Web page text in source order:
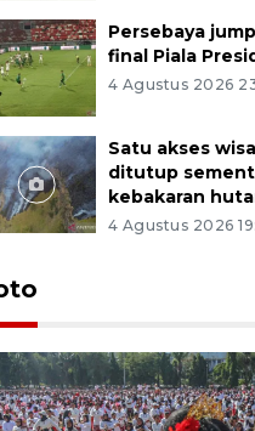
Persebaya
final Piala
4 Agustus 2026
Satu akses
ditutup
kebakaran
4 Agustus 2026